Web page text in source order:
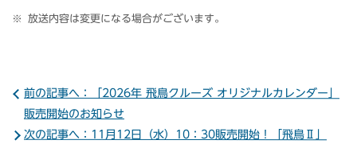
放送内容は変更になる場合がございます。
前の記事へ：「2026年 飛鳥クルーズ オリジナルカレンダー」
販売開始のお知らせ
次の記事へ：11月12日（水）10：30販売開始！「飛鳥Ⅱ」